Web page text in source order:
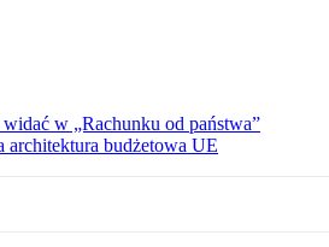
w „Rachunku od państwa”
budżetowa UE